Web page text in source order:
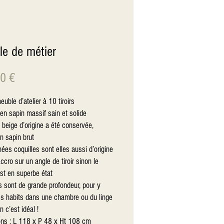
de métier
€Prix
d’atelier à 10 tiroirs
sapin massif sain et solide
d’origine a été conservée,
sapin brut
coquilles sont elles aussi d’origine
sur un angle de tiroir sinon le
en superbe état
sont de grande profondeur, pour y
habits dans une chambre ou du linge
c’est idéal !
: L 118 x P 48 x Ht 108 cm